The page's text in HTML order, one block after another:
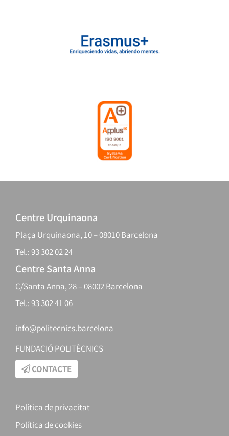
Centre Urquinaona
Plaça Urquinaona, 10 – 08010 Barcelona
Tel.: 93 302 02 24
Centre Santa Anna
C/Santa Anna, 28 – 08002 Barcelona
Tel.: 93 302 41 06
info@politecnics.barcelona
FUNDACIÓ POLITÈCNICS
CONTACTE
Política de privacitat
Política de cookies